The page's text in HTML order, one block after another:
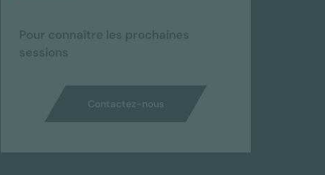
Contactez-nous